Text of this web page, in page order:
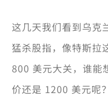
这几天我们看到乌克
猛杀股指，像特斯拉
800 美元大关，谁能
价还是 1200 美元呢